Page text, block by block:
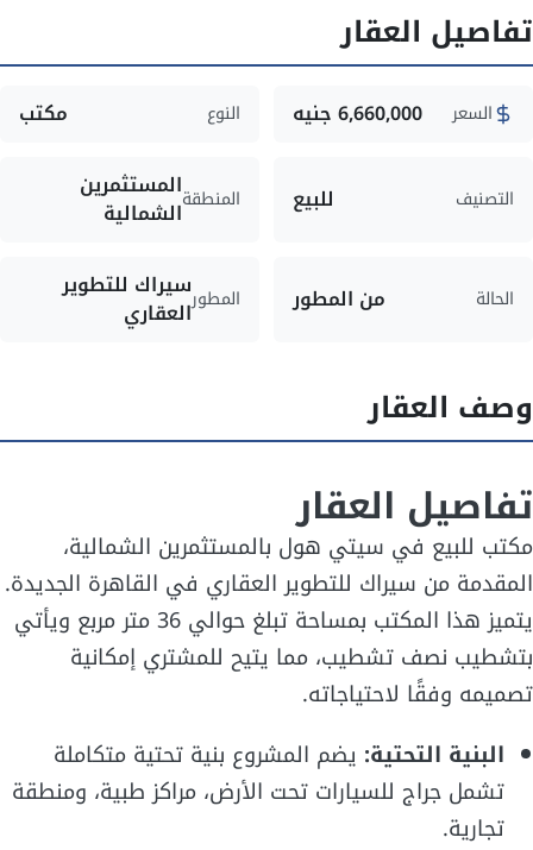
تفاصيل العقار
السعر 6,660,000 جنيه النوع مكتب
التصنيف للبيع المنطقةالمستثمرين
الشمالية
الحالة من المطور المطورسيراك للتطوير
العقاري
وصف العقار
تفاصيل العقار
مكتب للبيع في سيتي هول بالمستثمرين الشمالية،
المقدمة من سيراك للتطوير العقاري في القاهرة الجديدة.
يتميز هذا المكتب بمساحة تبلغ حوالي 36 متر مربع ويأتي
بتشطيب نصف تشطيب، مما يتيح للمشتري إمكانية
تصميمه وفقًا لاحتياجاته.
البنية التحتية: يضم المشروع بنية تحتية متكاملة
تشمل جراج للسيارات تحت الأرض، مراكز طبية، ومنطقة
تجارية.